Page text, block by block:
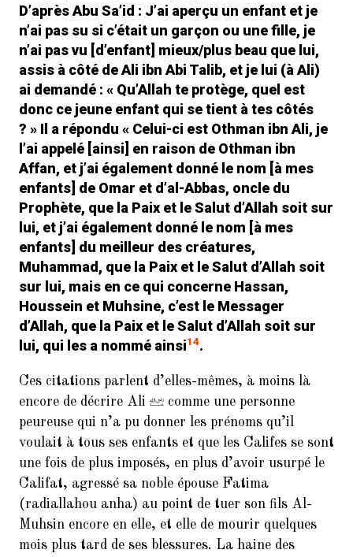
D’après Abu Sa’id : J’ai aperçu un enfant et je
n’ai pas su si c’était un garçon ou une fille, je
n’ai pas vu [d’enfant] mieux/plus beau que lui,
assis à côté de Ali ibn Abi Talib, et je lui (à Ali)
ai demandé : « Qu’Allah te protège, quel est
donc ce jeune enfant qui se tient à tes côtés
? » Il a répondu « Celui-ci est Othman ibn Ali, je
l’ai appelé [ainsi] en raison de Othman ibn
Affan, et j’ai également donné le nom [à mes
enfants] de Omar et d’al-Abbas, oncle du
Prophète, que la Paix et le Salut d’Allah soit sur
lui, et j’ai également donné le nom [à mes
enfants] du meilleur des créatures,
Muhammad, que la Paix et le Salut d’Allah soit
sur lui, mais en ce qui concerne Hassan,
Houssein et Muhsine, c’est le Messager
d’Allah, que la Paix et le Salut d’Allah soit sur
lui, qui les a nommé ainsi14.
Ces citations parlent d’elles-mêmes, à moins là
encore de décrire Ali
comme une personne
peureuse qui n’a pu donner les prénoms qu’il
voulait à tous ses enfants et que les Califes se sont
une fois de plus imposés, en plus d’avoir usurpé le
Califat, agressé sa noble épouse Fatima
(radiallahou anha) au point de tuer son fils Al-
Muhsin encore en elle, et elle de mourir quelques
mois plus tard de ses blessures. La haine des